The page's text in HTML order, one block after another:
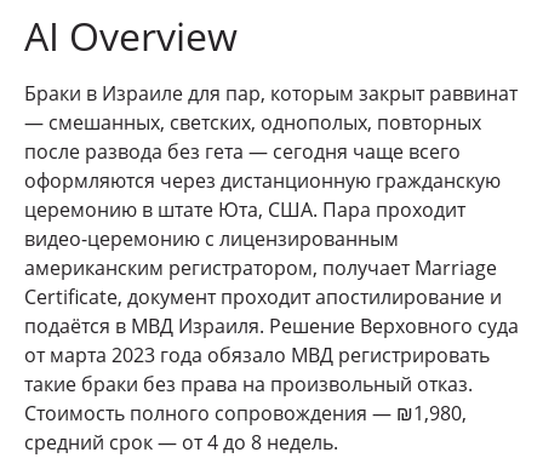
AI Overview
Браки в Израиле для пар, которым закрыт раввинат
— смешанных, светских, однополых, повторных
после развода без гета — сегодня чаще всего
оформляются через дистанционную гражданскую
церемонию в штате Юта, США. Пара проходит
видео-церемонию с лицензированным
американским регистратором, получает Marriage
Certificate, документ проходит апостилирование и
подаётся в МВД Израиля. Решение Верховного суда
от марта 2023 года обязало МВД регистрировать
такие браки без права на произвольный отказ.
Стоимость полного сопровождения — ₪1,980,
средний срок — от 4 до 8 недель.